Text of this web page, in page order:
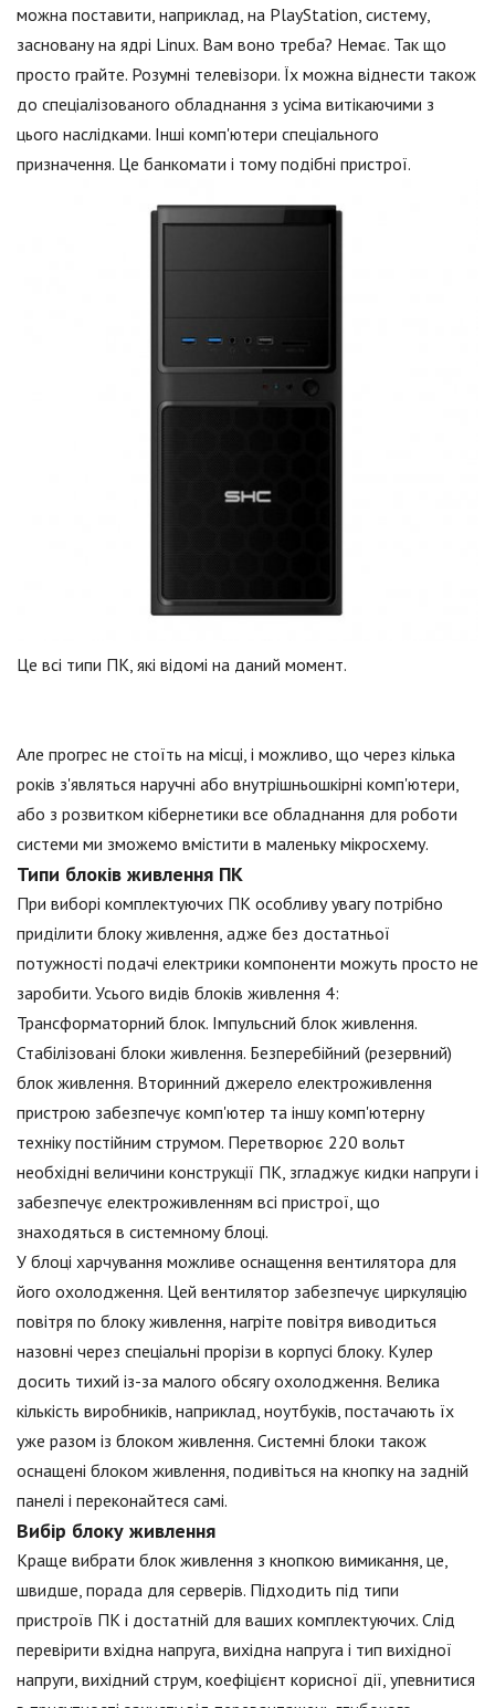
можна поставити, наприклад, на PlayStation, систему,
засновану на ядрі Linux. Вам воно треба? Немає. Так що
просто грайте. Розумні телевізори. Їх можна віднести також
до спеціалізованого обладнання з усіма витікаючими з
цього наслідками. Інші комп'ютери спеціального
призначення. Це банкомати і тому подібні пристрої.
Це всі типи ПК, які відомі на даний момент.
Але прогрес не стоїть на місці, і можливо, що через кілька
років з'являться наручні або внутрішньошкірні комп'ютери,
або з розвитком кібернетики все обладнання для роботи
системи ми зможемо вмістити в маленьку мікросхему.
Типи блоків живлення ПК
При виборі комплектуючих ПК особливу увагу потрібно
приділити блоку живлення, адже без достатньої
потужності подачі електрики компоненти можуть просто не
заробити. Усього видів блоків живлення 4:
Трансформаторний блок. Імпульсний блок живлення.
Стабілізовані блоки живлення. Безперебійний (резервний)
блок живлення. Вторинний джерело електроживлення
пристрою забезпечує комп'ютер та іншу комп'ютерну
техніку постійним струмом. Перетворює 220 вольт
необхідні величини конструкції ПК, згладжує кидки напруги і
забезпечує електроживленням всі пристрої, що
знаходяться в системному блоці.
У блоці харчування можливе оснащення вентилятора для
його охолодження. Цей вентилятор забезпечує циркуляцію
повітря по блоку живлення, нагріте повітря виводиться
назовні через спеціальні прорізи в корпусі блоку. Кулер
досить тихий із-за малого обсягу охолодження. Велика
кількість виробників, наприклад, ноутбуків, постачають їх
уже разом із блоком живлення. Системні блоки також
оснащені блоком живлення, подивіться на кнопку на задній
панелі і переконайтеся самі.
Вибір блоку живлення
Краще вибрати блок живлення з кнопкою вимикання, це,
швидше, порада для серверів. Підходить під типи
пристроїв ПК і достатній для ваших комплектуючих. Слід
перевірити вхідна напруга, вихідна напруга і тип вихідної
напруги, вихідний струм, коефіцієнт корисної дії, упевнитися